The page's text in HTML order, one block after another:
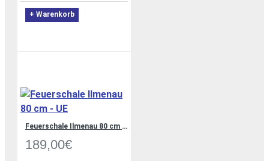
+ Warenkorb
Feuerschale Ilmenau 80 cm - UE
189,00€